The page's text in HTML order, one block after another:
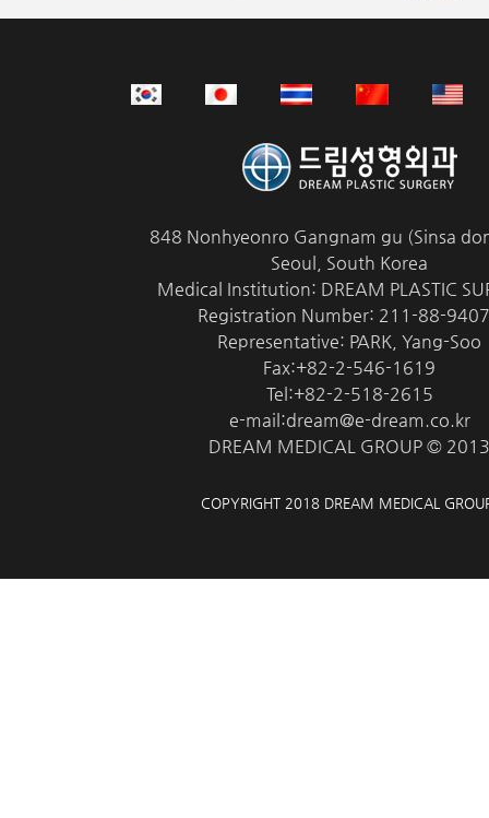
848 Nonhyeonro Gangnam gu (Sinsa
Seoul, South Korea
Medical Institution: DREAM PLASTIC
Registration Number: 211-88-
Representative: PARK, Yang-Soo
Fax:+82-2-546-1619
Tel:+82-2-518-2615
e-mail:dream@e-dream.co.kr
DREAM MEDICAL GROUP © 2013
COPYRIGHT 2018 DREAM MEDICAL